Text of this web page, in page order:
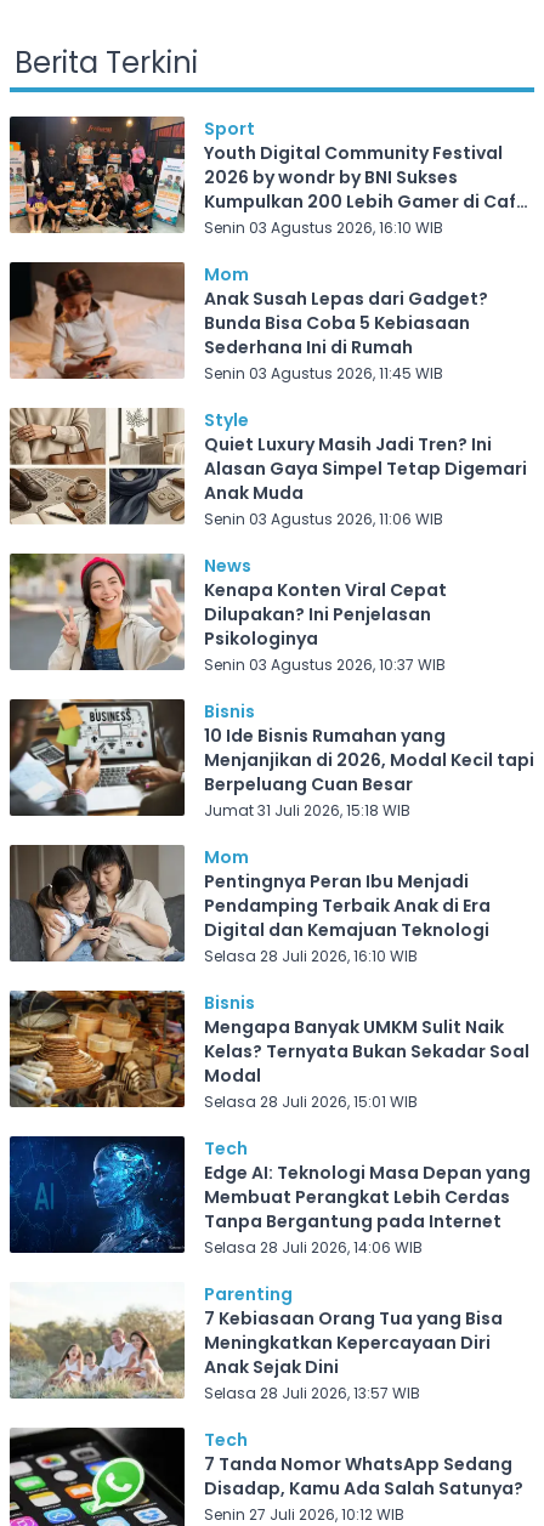
Berita Terkini
Sport
Youth Digital Community Festival
2026 by wondr by BNI Sukses
Kumpulkan 200 Lebih Gamer di Cafe
Frekuensi Depok
Senin 03 Agustus 2026, 16:10 WIB
Mom
Anak Susah Lepas dari Gadget?
Bunda Bisa Coba 5 Kebiasaan
Sederhana Ini di Rumah
Senin 03 Agustus 2026, 11:45 WIB
Style
Quiet Luxury Masih Jadi Tren? Ini
Alasan Gaya Simpel Tetap Digemari
Anak Muda
Senin 03 Agustus 2026, 11:06 WIB
News
Kenapa Konten Viral Cepat
Dilupakan? Ini Penjelasan
Psikologinya
Senin 03 Agustus 2026, 10:37 WIB
Bisnis
10 Ide Bisnis Rumahan yang
Menjanjikan di 2026, Modal Kecil tapi
Berpeluang Cuan Besar
Jumat 31 Juli 2026, 15:18 WIB
Mom
Pentingnya Peran Ibu Menjadi
Pendamping Terbaik Anak di Era
Digital dan Kemajuan Teknologi
Selasa 28 Juli 2026, 16:10 WIB
Bisnis
Mengapa Banyak UMKM Sulit Naik
Kelas? Ternyata Bukan Sekadar Soal
Modal
Selasa 28 Juli 2026, 15:01 WIB
Tech
Edge AI: Teknologi Masa Depan yang
Membuat Perangkat Lebih Cerdas
Tanpa Bergantung pada Internet
Selasa 28 Juli 2026, 14:06 WIB
Parenting
7 Kebiasaan Orang Tua yang Bisa
Meningkatkan Kepercayaan Diri
Anak Sejak Dini
Selasa 28 Juli 2026, 13:57 WIB
Tech
7 Tanda Nomor WhatsApp Sedang
Disadap, Kamu Ada Salah Satunya?
Senin 27 Juli 2026, 10:12 WIB